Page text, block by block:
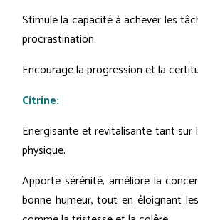
Stimule la capacité à achever les
procrastination.
Encourage la progression et la
Citrine:
Energisante et revitalisante tant sur
physique.
Apporte sérénité, améliore la
bonne humeur, tout en éloignant